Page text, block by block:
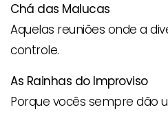
Chá das Malucas
Aquelas reuniões onde a
controle.
As Rainhas do Improviso
Porque vocês sempre dão